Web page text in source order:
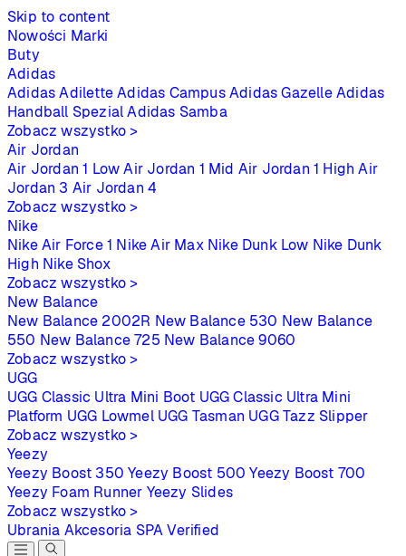
Skip to content
Nowości Marki
Buty
Adidas
Adidas Adilette Adidas Campus Adidas Gazelle Adidas
Handball Spezial Adidas Samba
Zobacz wszystko >
Air Jordan
Air Jordan 1 Low Air Jordan 1 Mid Air Jordan 1 High Air
Jordan 3 Air Jordan 4
Zobacz wszystko >
Nike
Nike Air Force 1 Nike Air Max Nike Dunk Low Nike Dunk
High Nike Shox
Zobacz wszystko >
New Balance
New Balance 2002R New Balance 530 New Balance
550 New Balance 725 New Balance 9060
Zobacz wszystko >
UGG
UGG Classic Ultra Mini Boot UGG Classic Ultra Mini
Platform UGG Lowmel UGG Tasman UGG Tazz Slipper
Zobacz wszystko >
Yeezy
Yeezy Boost 350 Yeezy Boost 500 Yeezy Boost 700
Yeezy Foam Runner Yeezy Slides
Zobacz wszystko >
Ubrania Akcesoria SPAVerified